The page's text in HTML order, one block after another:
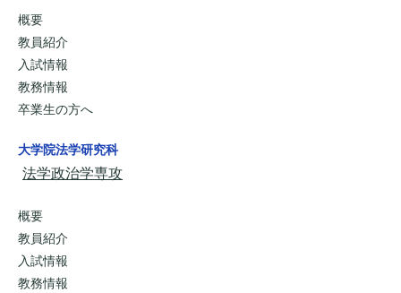
概要
教員紹介
入試情報
教務情報
卒業生の方へ
大学院法学研究科
法学政治学専攻
概要
教員紹介
入試情報
教務情報